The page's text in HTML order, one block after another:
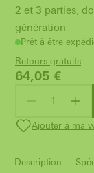
2 et 3 parties,
génération
Prêt à être
Retours gratuits
64,05 €
Ajouter à ma
Description